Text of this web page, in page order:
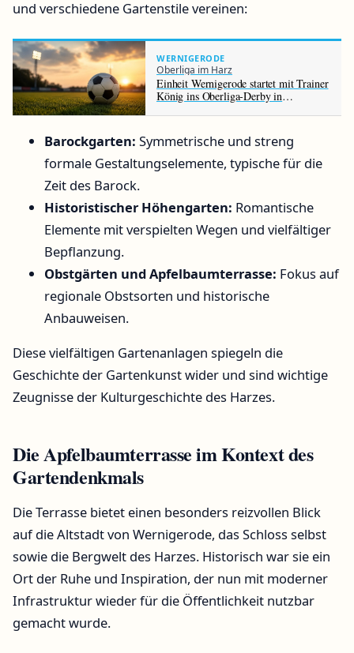
und verschiedene Gartenstile vereinen:
WERNIGERODE
Oberliga im Harz
Einheit Wernigerode startet mit Trainer
König ins Oberliga-Derby in
Barockgarten: Symmetrische und streng
formale Gestaltungselemente, typische für die
Zeit des Barock.
Historistischer Höhengarten: Romantische
Elemente mit verspielten Wegen und vielfältiger
Bepflanzung.
Obstgärten und Apfelbaumterrasse: Fokus auf
regionale Obstsorten und historische
Anbauweisen.
Diese vielfältigen Gartenanlagen spiegeln die
Geschichte der Gartenkunst wider und sind wichtige
Zeugnisse der Kulturgeschichte des Harzes.
Die Apfelbaumterrasse im Kontext des
Gartendenkmals
Die Terrasse bietet einen besonders reizvollen Blick
auf die Altstadt von Wernigerode, das Schloss selbst
sowie die Bergwelt des Harzes. Historisch war sie ein
Ort der Ruhe und Inspiration, der nun mit moderner
Infrastruktur wieder für die Öffentlichkeit nutzbar
gemacht wurde.